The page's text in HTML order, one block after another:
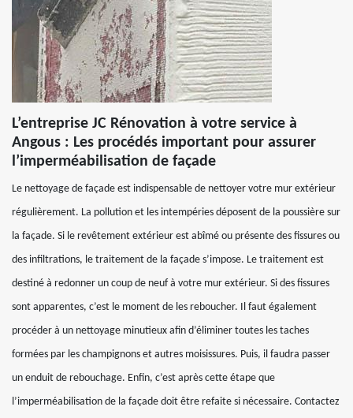
L’entreprise JC Rénovation à votre service à
Angous : Les procédés important pour assurer
l’imperméabilisation de façade
Le nettoyage de façade est indispensable de nettoyer votre mur extérieur
régulièrement. La pollution et les intempéries déposent de la poussière sur
la façade. Si le revêtement extérieur est abîmé ou présente des fissures ou
des infiltrations, le traitement de la façade s’impose. Le traitement est
destiné à redonner un coup de neuf à votre mur extérieur. Si des fissures
sont apparentes, c’est le moment de les reboucher. Il faut également
procéder à un nettoyage minutieux afin d’éliminer toutes les taches
formées par les champignons et autres moisissures. Puis, il faudra passer
un enduit de rebouchage. Enfin, c’est après cette étape que
l’imperméabilisation de la façade doit être refaite si nécessaire. Contactez